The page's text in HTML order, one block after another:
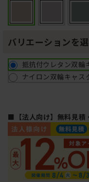
バリエーションを
抵抗付ウレタン双輪
ナイロン双輪キャス
■【法人向け】無料見積